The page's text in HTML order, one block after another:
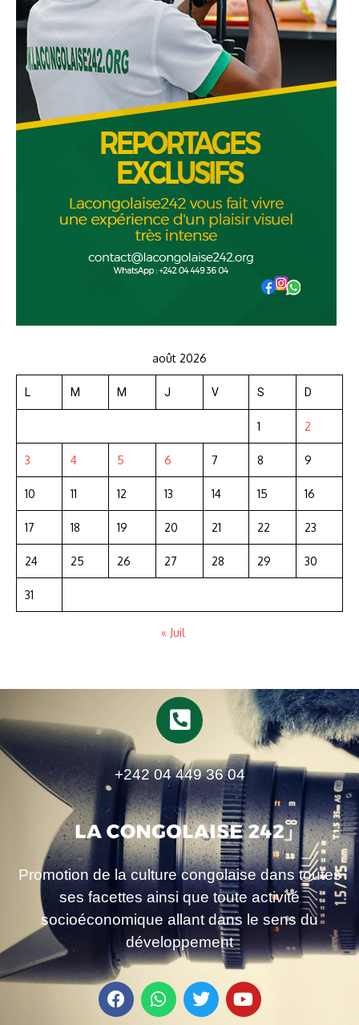
août 2026
L M M J V S D
1 2
3 4 5 6 7 8 9
10 11 12 13 14 15 16
17 18 19 20 21 22 23
24 25 26 27 28 29 30
31
« Juil
+242 04 449 36 04
Promotion de la culture congolaise dans toutes
ses facettes ainsi que toute activité
socioéconomique allant dans le sens du
développement